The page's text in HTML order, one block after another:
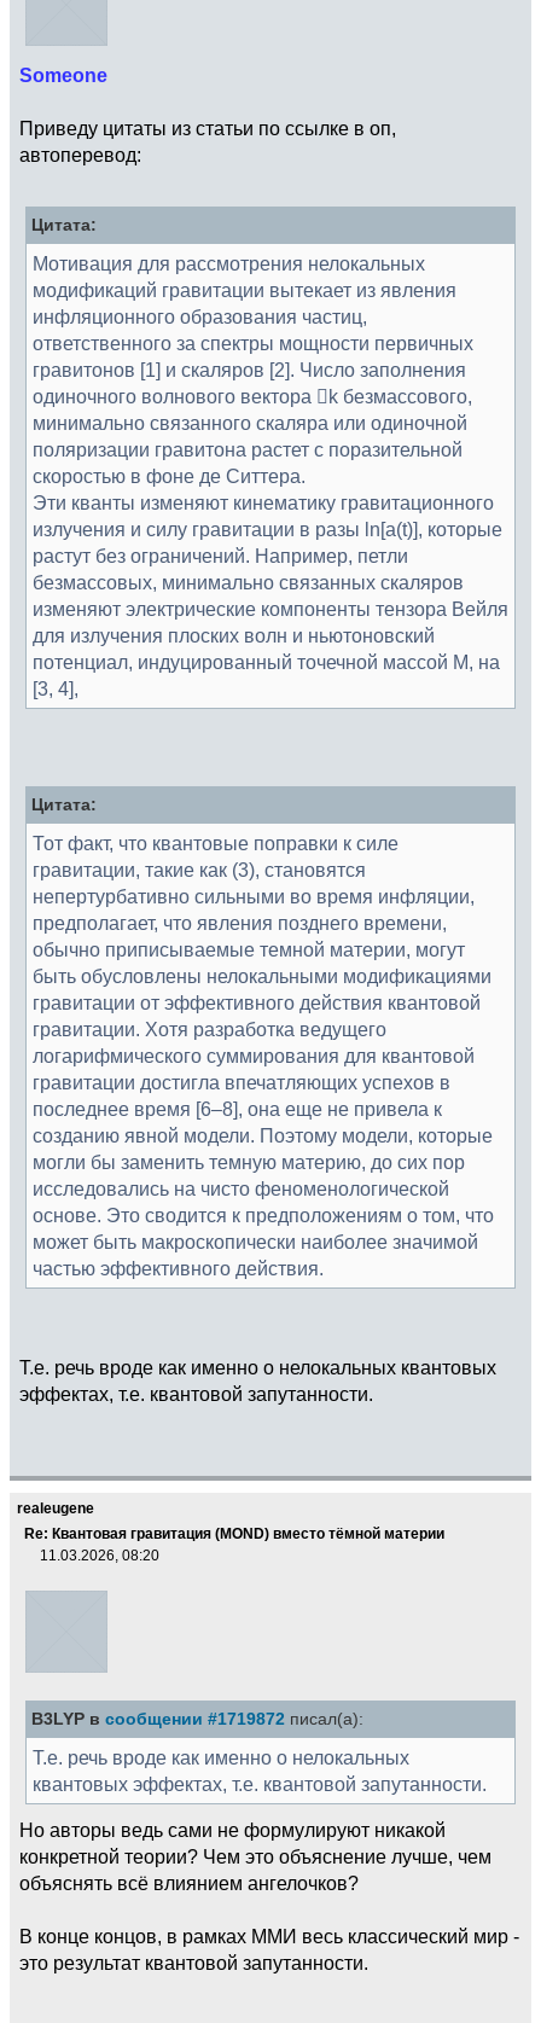
Someone
Приведу цитаты из статьи по ссылке в оп,
автоперевод:
Цитата:
Мотивация для рассмотрения нелокальных
модификаций гравитации вытекает из явления
инфляционного образования частиц,
ответственного за спектры мощности первичных
гравитонов [1] и скаляров [2]. Число заполнения
одиночного волнового вектора ⃗k безмассового,
минимально связанного скаляра или одиночной
поляризации гравитона растет с поразительной
скоростью в фоне де Ситтера.
Эти кванты изменяют кинематику гравитационного
излучения и силу гравитации в разы ln[a(t)], которые
растут без ограничений. Например, петли
безмассовых, минимально связанных скаляров
изменяют электрические компоненты тензора Вейля
для излучения плоских волн и ньютоновский
потенциал, индуцированный точечной массой M, на
[3, 4],
Цитата:
Тот факт, что квантовые поправки к силе
гравитации, такие как (3), становятся
непертурбативно сильными во время инфляции,
предполагает, что явления позднего времени,
обычно приписываемые темной материи, могут
быть обусловлены нелокальными модификациями
гравитации от эффективного действия квантовой
гравитации. Хотя разработка ведущего
логарифмического суммирования для квантовой
гравитации достигла впечатляющих успехов в
последнее время [6–8], она еще не привела к
созданию явной модели. Поэтому модели, которые
могли бы заменить темную материю, до сих пор
исследовались на чисто феноменологической
основе. Это сводится к предположениям о том, что
может быть макроскопически наиболее значимой
частью эффективного действия.
Т.е. речь вроде как именно о нелокальных квантовых
эффектах, т.е. квантовой запутанности.
realeugene
Re: Квантовая гравитация (MOND) вместо тёмной материи
11.03.2026, 08:20
B3LYP в сообщении #1719872 писал(а):
Т.е. речь вроде как именно о нелокальных
квантовых эффектах, т.е. квантовой запутанности.
Но авторы ведь сами не формулируют никакой
конкретной теории? Чем это объяснение лучше, чем
объяснять всё влиянием ангелочков?
В конце концов, в рамках ММИ весь классический мир -
это результат квантовой запутанности.